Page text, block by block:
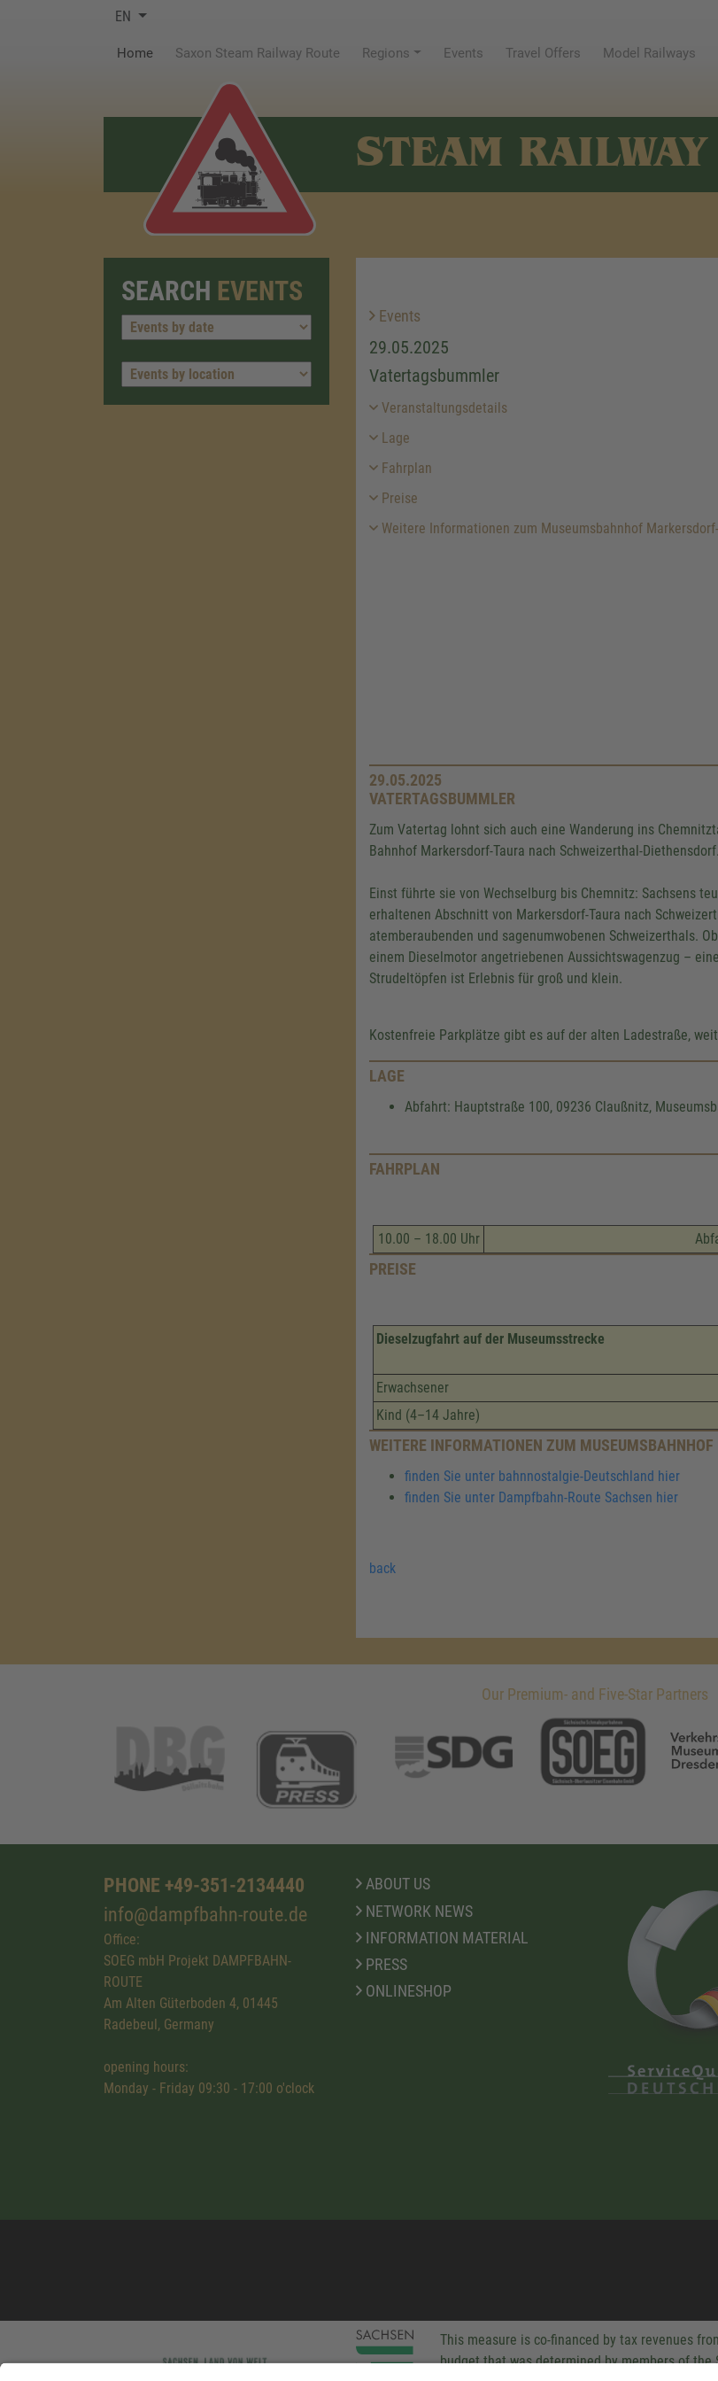
EN
Home(current)Saxon Steam Railway Route Regions Events Travel Offers Model Railways
STEAM
SEARCH EVENTS
Events
29.05.2025
Vatertagsbummler
Veranstaltungsdetails
Lage
Fahrplan
Preise
Weitere Informationen zum Museumsbahnhof
29.05.2025
VATERTAGSBUMMLER
Zum Vatertag lohnt sich auch eine Wanderung ins
Bahnhof Markersdorf-Taura nach Schweizerthal-Diethensdorf.
Einst führte sie von Wechselburg bis Chemnitz: Sachsens
erhaltenen Abschnitt von Markersdorf-Taura nach
atemberaubenden und sagenumwobenen Schweizerthals.
einem Dieselmotor angetriebenen Aussichtswagenzug –
Strudeltöpfen ist Erlebnis für groß und klein.
Kostenfreie Parkplätze gibt es auf der alten Ladestraße,
LAGE
Abfahrt: Hauptstraße 100, 09236 Claußnitz,
FAHRPLAN
10.00 – 18.00 Uhr
PREISE
Dieselzugfahrt auf der Museumsstrecke
Erwachsener
Kind (4–14 Jahre)
WEITERE INFORMATIONEN ZUM
finden Sie unter bahnnostalgie-Deutschland hier
finden Sie unter Dampfbahn-Route Sachsen hier
back
Our Premium- and Five-Star Partners
PHONE +49-351-2134440
info@dampfbahn-route.de
Office:
SOEG mbH Projekt DAMPFBAHN-
ROUTE
Am Alten Güterboden 4, 01445
Radebeul, Germany
opening hours:
Monday - Friday 09:30 - 17:00 o'clock
ABOUT US
NETWORK NEWS
INFORMATION MATERIAL
PRESS
ONLINESHOP
This measure is co-financed by tax revenues
budget that was determined by members of the